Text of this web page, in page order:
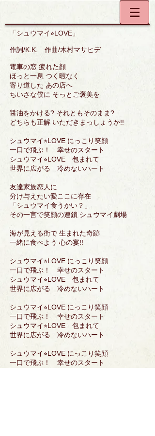
「シュウマイ⭐︎LOVE」
作詞/K.K. 作曲/木村マサヒデ
電車の窓 疲れた顔
ほっと一息 つく暇なく
寄り道した あの店へ
ちいさな僕に そっとご褒美を
醤油をかける? それともそのまま?
どちらも正解 いただきまっしょうか!!
シュウマイ⭐︎LOVE にっこり笑顔
一口で飛ぶ！ 幸せのスタート
シュウマイ⭐︎LOVE 包まれて
世界に広がる 冷めないハート
友達家族恋人に
分け与えたい愛ここに存在
「シュウマイ食うかい？」
その一言で笑顔の連鎖 シュウマイ劇場
海が見える街で 生まれた奇跡
一緒に食べよう 心の宴!!
シュウマイ⭐︎LOVE にっこり笑顔
一口で飛ぶ！ 幸せのスタート
シュウマイ⭐︎LOVE 包まれて
世界に広がる 冷めないハート
シュウマイ⭐︎LOVE にっこり笑顔
一口で飛ぶ！ 幸せのスタート
シュウマイ⭐︎LOVE 包まれて
世界に広がる 冷めないハート
シュウマイ⭐︎LOVE にっこり笑顔
一口で飛ぶ！ 幸せのスタート